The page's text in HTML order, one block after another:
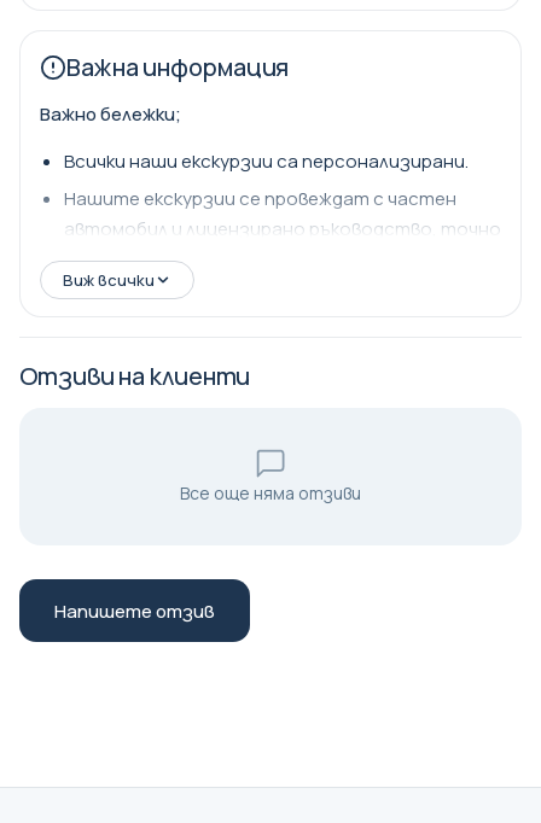
Важна информация
Важно бележки;
Всички наши екскурзии са персонализирани.
Нашите екскурзии се провеждат с частен
автомобил и лицензирано ръководство, точно
както на снимките.
Виж всички
Отзиви на клиенти
Все още няма отзиви
Напишете отзив